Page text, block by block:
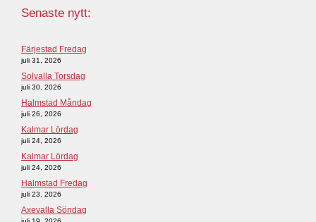
Senaste nytt:
Färjestad Fredag
juli 31, 2026
Solvalla Torsdag
juli 30, 2026
Halmstad Måndag
juli 26, 2026
Kalmar Lördag
juli 24, 2026
Kalmar Lördag
juli 24, 2026
Halmstad Fredag
juli 23, 2026
Axevalla Söndag